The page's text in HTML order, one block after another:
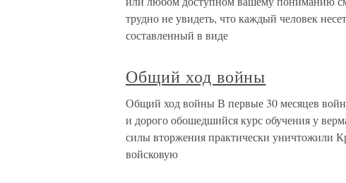
трудно не увидеть, что каждый человек
составленный в виде
Общий ход войны
Общий ход войны В первые 30 месяцев
и дорого обошедшийся курс обучения у
силы вторжения практически уничтожили
войсковую